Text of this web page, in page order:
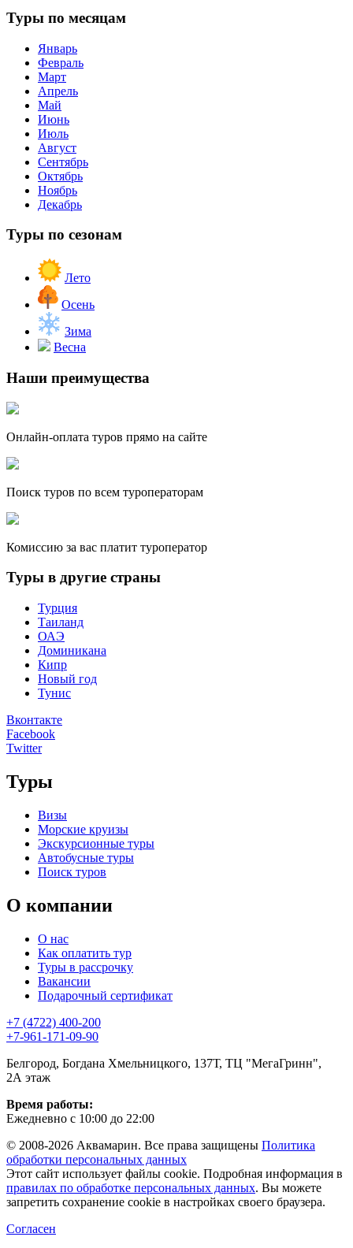
Туры по месяцам
Январь
Февраль
Март
Апрель
Май
Июнь
Июль
Август
Сентябрь
Октябрь
Ноябрь
Декабрь
Туры по сезонам
Лето
Осень
Зима
Весна
Наши преимущества
Онлайн-оплата туров прямо на сайте
Поиск туров по всем туроператорам
Комиссию за вас платит туроператор
Туры в другие страны
Турция
Таиланд
ОАЭ
Доминикана
Кипр
Новый год
Тунис
Вконтакте
Facebook
Twitter
Туры
Визы
Морские круизы
Экскурсионные туры
Автобусные туры
Поиск туров
О компании
О нас
Как оплатить тур
Туры в рассрочку
Вакансии
Подарочный сертификат
+7 (4722) 400-200
+7-961-171-09-90
Белгород, Богдана Хмельницкого, 137Т, ТЦ "МегаГринн",
2А этаж
Время работы:
Ежедневно с 10:00 до 22:00
© 2008-2026 Аквамарин. Все права защищены Политика
обработки персональных данных
Этот сайт использует файлы cookie. Подробная информация в
правилах по обработке персональных данных. Вы можете
запретить сохранение cookie в настройках своего браузера.
Согласен